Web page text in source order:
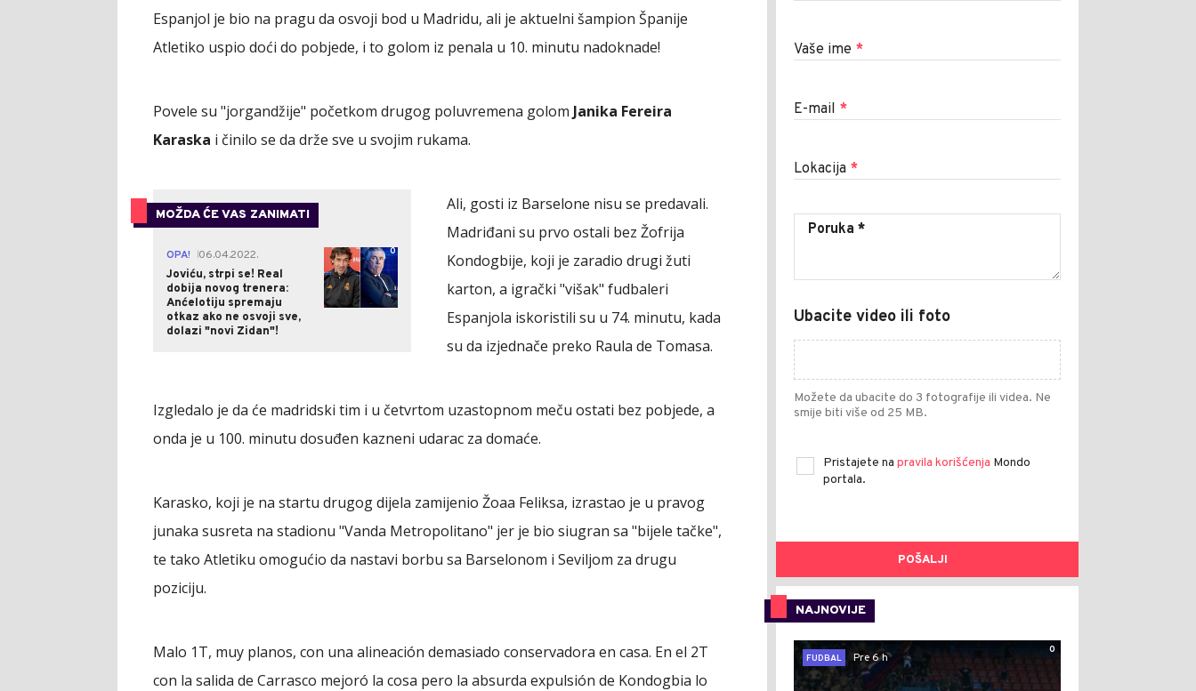
Espanjol je bio na pragu da osvoji bod u Madridu, ali je aktuelni šampion Španije
Atletiko uspio doći do pobjede, i to golom iz penala u 10. minutu nadoknade!
Povele su "jorgandžije" početkom drugog poluvremena golom Janika Fereira
Karaska i činilo se da drže sve u svojim rukama.
MOŽDA ĆE VAS ZANIMATI
OPA!
06.04.2022.
Joviću, strpi se! Real
dobija novog trenera:
Anćelotiju spremaju
otkaz ako ne osvoji sve,
dolazi "novi Zidan"!
0
Ali, gosti iz Barselone nisu se predavali.
Madriđani su prvo ostali bez Žofrija
Kondogbije, koji je zaradio drugi žuti
karton, a igrački "višak" fudbaleri
Espanjola iskoristili su u 74. minutu, kada
su da izjednače preko Raula de Tomasa.
Izgledalo je da će madridski tim i u četvrtom uzastopnom meču ostati bez pobjede, a
onda je u 100. minutu dosuđen kazneni udarac za domaće.
Karasko, koji je na startu drugog dijela zamijenio Žoaa Feliksa, izrastao je u pravog
junaka susreta na stadionu "Vanda Metropolitano" jer je bio siugran sa "bijele tačke",
te tako Atletiku omogućio da nastavi borbu sa Barselonom i Seviljom za drugu
poziciju.
Malo 1T, muy planos, con una alineación demasiado conservadora en casa. En el 2T
con la salida de Carrasco mejoró la cosa pero la absurda expulsión de Kondogbia lo
Vaše ime *
E-mail *
Lokacija *
Ubacite video ili foto
Možete da ubacite do 3 fotografije ili videa. Ne
smije biti više od 25 MB.
Pristajete na pravila korišćenja Mondo
portala.
POŠALJI
NAJNOVIJE
0
FUDBAL
Pre 6 h